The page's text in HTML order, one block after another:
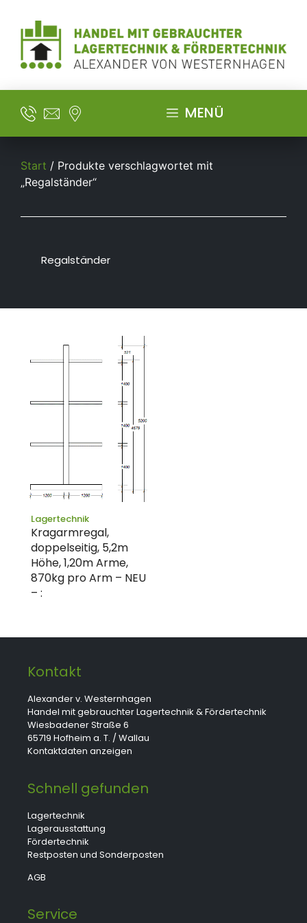
MENÜ
Start / Produkte verschlagwortet mit
„Regalständer“
Regalständer
Lagertechnik
Kragarmregal,
doppelseitig, 5,2m
Höhe, 1,20m Arme,
870kg pro Arm – NEU
– :
Kontakt
Alexander v. Westernhagen
Handel mit gebrauchter Lagertechnik & Fördertechnik
Wiesbadener Straße 6
65719 Hofheim a. T. / Wallau
Kontaktdaten anzeigen
Schnell gefunden
Lagertechnik
Lagerausstattung
Fördertechnik
Restposten und Sonderposten
AGB
Service